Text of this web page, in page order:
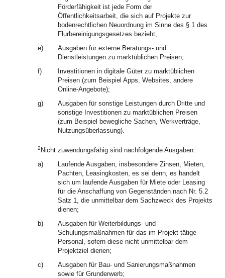
Förderfähigkeit ist jede Form der
Öffentlichkeitsarbeit, die sich auf Projekte zur
bodenrechtlichen Neuordnung im Sinne des § 1 des
Flurbereinigungsgesetzes bezieht;
e)
Ausgaben für externe Beratungs- und
Dienstleistungen zu marktüblichen Preisen;
f)
Investitionen in digitale Güter zu marktüblichen
Preisen (zum Beispiel Apps, Websites, andere
Online-Angebote);
g)
Ausgaben für sonstige Leistungen durch Dritte und
sonstige Investitionen zu marktüblichen Preisen
(zum Beispiel bewegliche Sachen, Werkverträge,
Nutzungsüberlassung).
2 Nicht zuwendungsfähig sind nachfolgende Ausgaben:
a)
Laufende Ausgaben, insbesondere Zinsen, Mieten,
Pachten, Leasingkosten, es sei denn, es handelt
sich um laufende Ausgaben für Miete oder Leasing
für die Anschaffung von Gegenständen nach Nr. 5.2
Satz 1, die unmittelbar dem Sachzweck des Projekts
dienen;
b)
Ausgaben für Weiterbildungs- und
Schulungsmaßnahmen für das im Projekt tätige
Personal, sofern diese nicht unmittelbar dem
Projektziel dienen;
c)
Ausgaben für Bau- und Sanierungsmaßnahmen
sowie für Grunderwerb;